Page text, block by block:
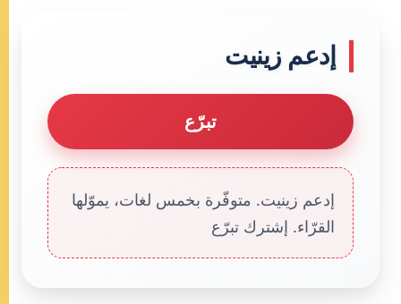
إدعم زينيت
تبرّع
إدعم زينيت. متوفّرة بخمس لغات، يموّلها
القرّاء. إشترك تبرّع